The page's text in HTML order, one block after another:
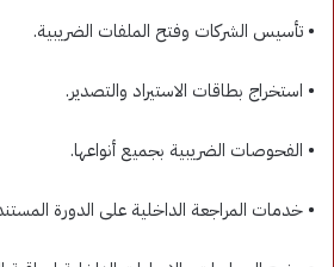
• تأسيس الشركات وفتح الملفات الضريبية.
• استخراج بطاقات الاستيراد والتصدير.
• الفحوصات الضريبية بجميع أنواعها.
• خدمات المراجعة الداخلية على الدورة